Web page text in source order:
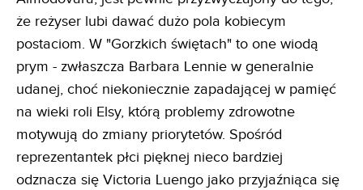
że reżyser lubi dawać dużo pola kobiecym
postaciom. W "Gorzkich świętach" to one wiodą
prym - zwłaszcza Barbara Lennie w generalnie
udanej, choć niekoniecznie zapadającej w pamięć
na wieki roli Elsy, którą problemy zdrowotne
motywują do zmiany priorytetów. Spośród
reprezentantek płci pięknej nieco bardziej
odznacza się Victoria Luengo jako przyjaźniąca się